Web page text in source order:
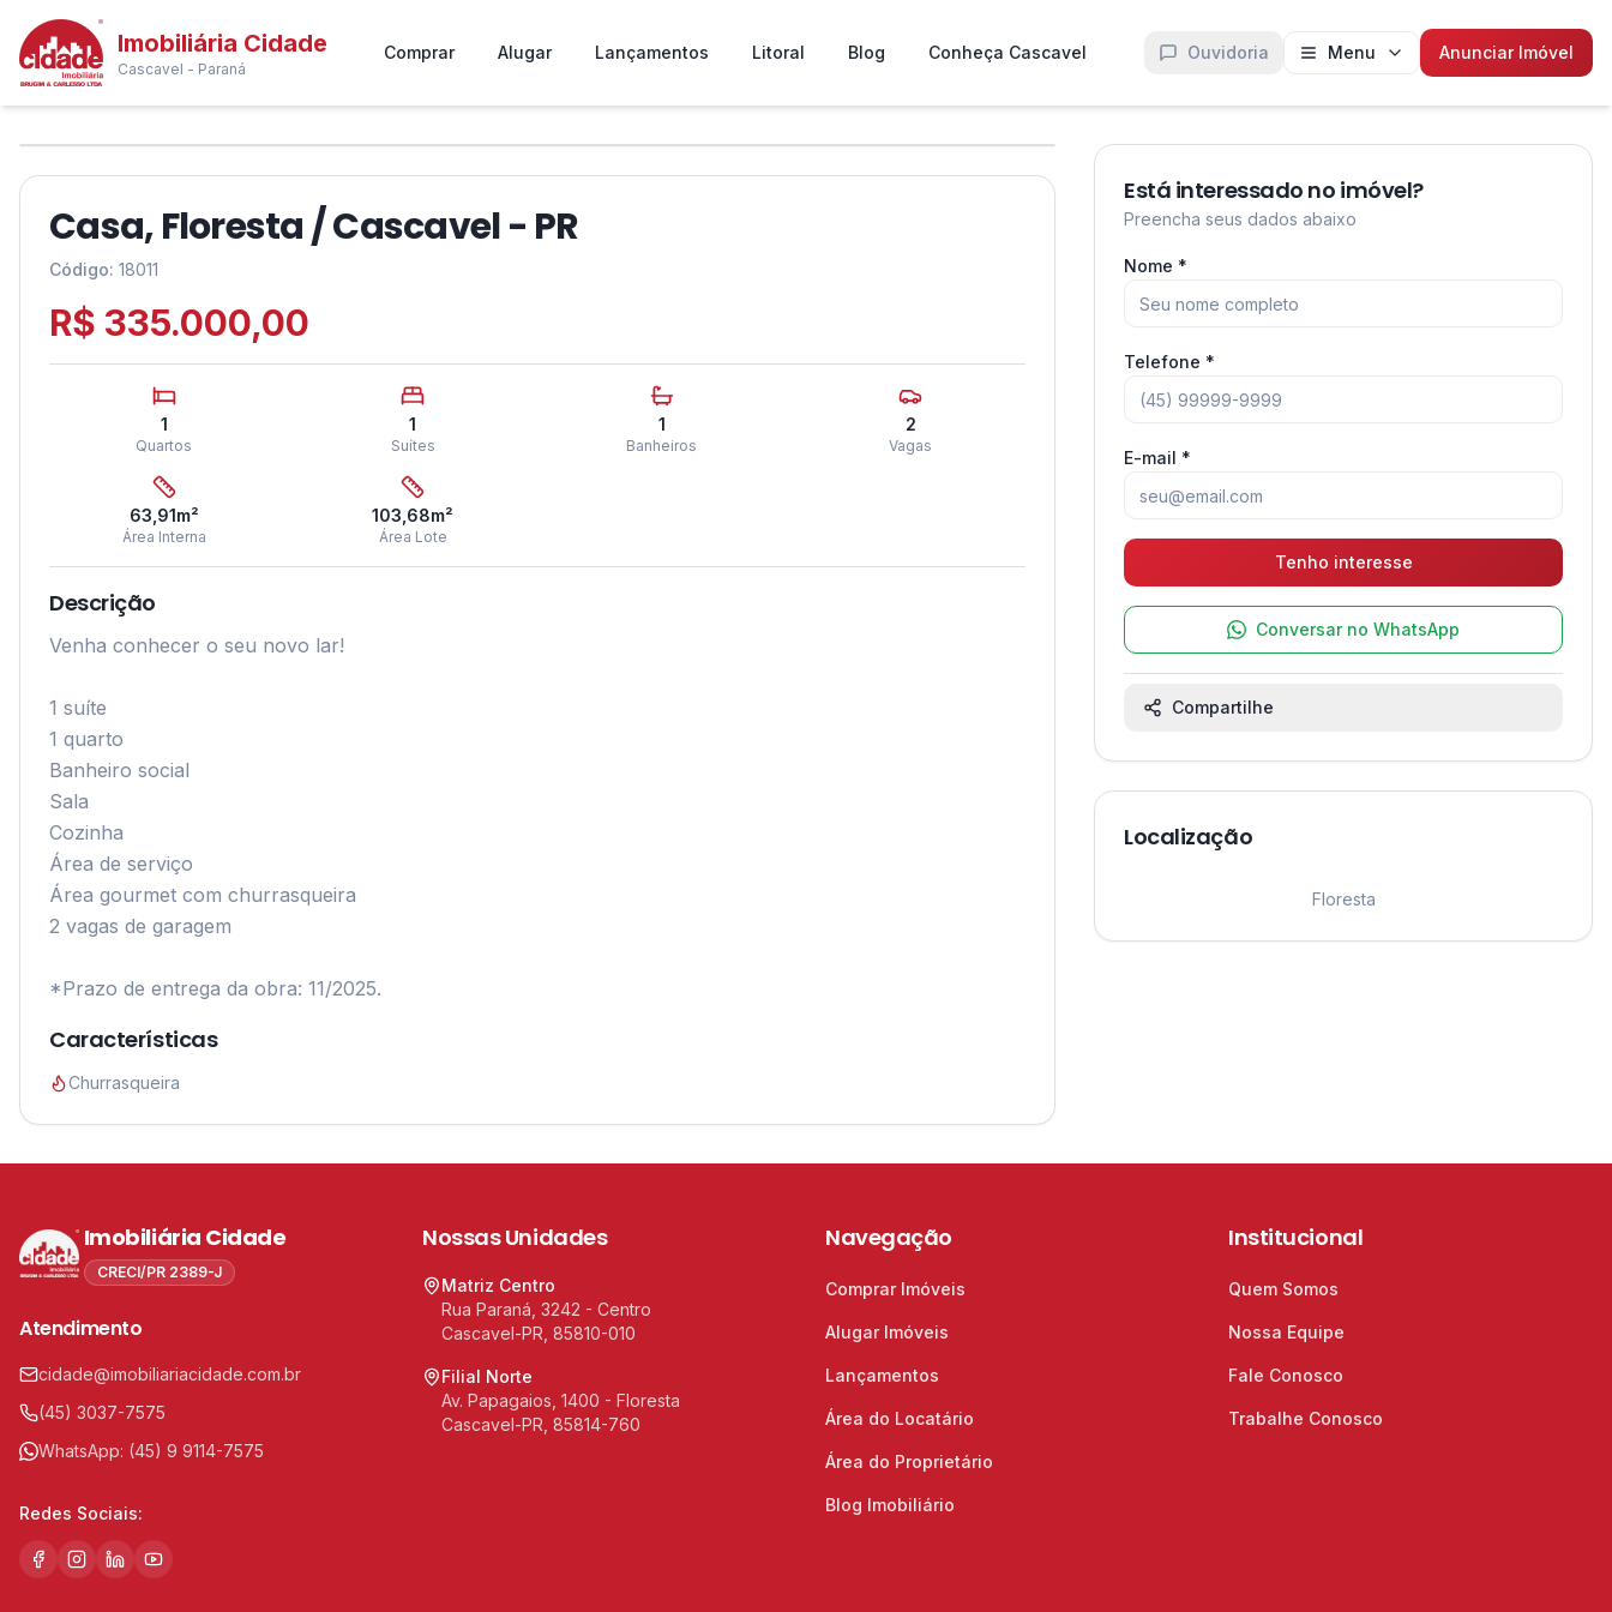
Imobiliária Cidade
Cascavel - Paraná
Comprar Alugar Lançamentos Litoral Blog Conheça Cascavel Ouvidoria Menu Anunciar Imóvel
❮ ❯
1/2
Casa, Floresta / Cascavel - PR
Código: 18011
R$ 335.000,00
1
Quartos
1
Suítes
1
Banheiros
2
Vagas
63,91m²
Área Interna
103,68m²
Área Lote
Descrição
Venha conhecer o seu novo lar!
1 suíte
1 quarto
Banheiro social
Sala
Cozinha
Área de serviço
Área gourmet com churrasqueira
2 vagas de garagem
*Prazo de entrega da obra: 11/2025.
Características
Churrasqueira
Está interessado no imóvel?
Preencha seus dados abaixo
Nome *
Telefone *
E-mail *
Tenho interesse
Conversar no WhatsApp
Compartilhe
Localização
Floresta
Imobiliária Cidade
CRECI/PR 2389-J
Atendimento
cidade@imobiliariacidade.com.br
(45) 3037-7575
WhatsApp: (45) 9 9114-7575
Redes Sociais:
Nossas Unidades
Matriz Centro
Rua Paraná, 3242 - Centro
Cascavel-PR, 85810-010
Filial Norte
Av. Papagaios, 1400 - Floresta
Cascavel-PR, 85814-760
Navegação
Comprar Imóveis
Alugar Imóveis
Lançamentos
Área do Locatário
Área do Proprietário
Blog Imobiliário
Institucional
Quem Somos
Nossa Equipe
Fale Conosco
Trabalhe Conosco